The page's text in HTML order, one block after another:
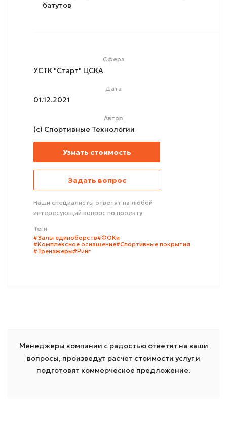
батутов
Сфера
УСТК "Старт" ЦСКА
Дата
01.12.2021
Автор
(с) Спортивные Технологии
Узнать стоимость
Задать вопрос
Наши специалисты ответят на любой
интересующий вопрос по проекту
Теги
#Залы единоборств#ФОКи
#Комплексное оснащение#Спортивные покрытия
#Тренажеры#Ринг
Менеджеры компании с радостью ответят на ваши
вопросы, произведут расчет стоимости услуг и
подготовят коммерческое предложение.